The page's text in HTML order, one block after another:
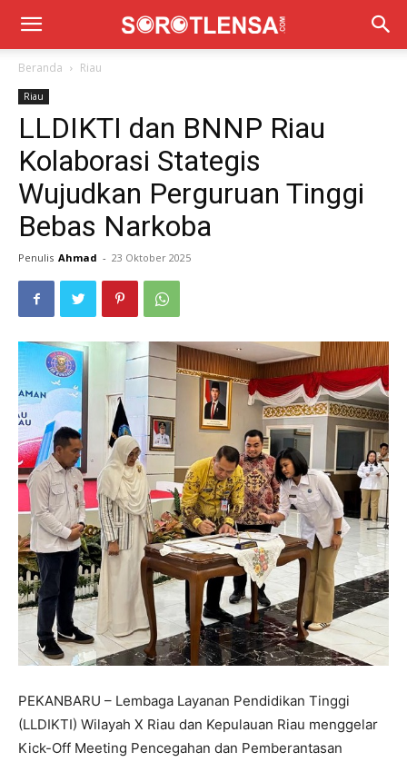
Beranda Riau
Riau
LLDIKTI dan BNNP Riau
Kolaborasi Stategis
Wujudkan Perguruan Tinggi
Bebas Narkoba
Penulis Ahmad - 23 Oktober 2025
PEKANBARU – Lembaga Layanan Pendidikan Tinggi
(LLDIKTI) Wilayah X Riau dan Kepulauan Riau menggelar
Kick-Off Meeting Pencegahan dan Pemberantasan